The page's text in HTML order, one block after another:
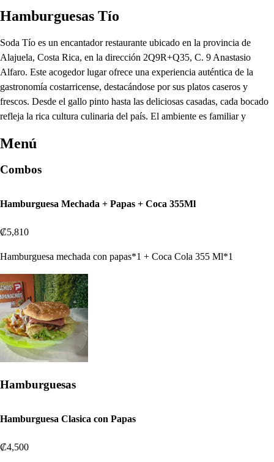
Hamburguesas Tío
Soda Tío es un encantador restaurante ubicado en la provincia de
Alajuela, Costa Rica, en la dirección 2Q9R+Q35, C. 9 Anastasio
Alfaro. Este acogedor lugar ofrece una experiencia auténtica de la
gastronomía costarricense, destacándose por sus platos caseros y
frescos. Desde el gallo pinto hasta las deliciosas casadas, cada bocado
refleja la rica cultura culinaria del país. El ambiente es familiar y
Menú
Combos
Hamburguesa Mechada + Papas + Coca 355Ml
₡5,810
Hamburguesa mechada con papas*1 + Coca Cola 355 Ml*1
Hamburguesas
Hamburguesa Clasica con Papas
₡4,500